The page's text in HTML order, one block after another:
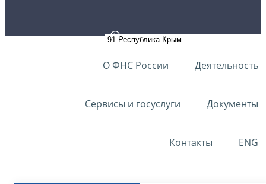
О ФНС России Деятельность
Сервисы и госуслуги Документы
Контакты ENG